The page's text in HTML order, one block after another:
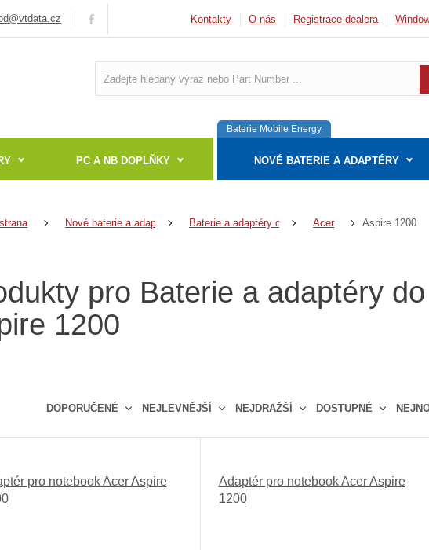
Kontakty O nás Registrace dealera
PC A NB DOPLŇKY
Baterie Mobile Energy
NOVÉ BATERIE A ADAPTÉRY
Nové baterie a adaptéry Baterie a adaptéry do notebooků
Acer Aspire 1200
pro Baterie a adaptéry
1200
DOPORUČENÉ NEJLEVNĚJŠÍ NEJDRAŽŠÍ DOSTUPNÉ
e
pro notebook Acer Aspire
Adaptér pro notebook Acer Aspire
1200